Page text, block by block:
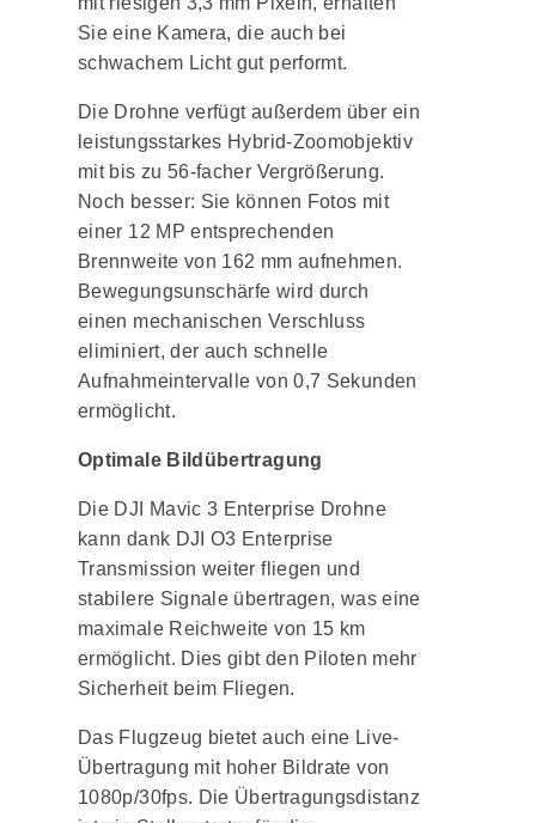
Sie eine Kamera, die auch bei
schwachem Licht gut performt.
Die Drohne verfügt außerdem über ein
leistungsstarkes Hybrid-Zoomobjektiv
mit bis zu 56-facher Vergrößerung.
Noch besser: Sie können Fotos mit
einer 12 MP entsprechenden
Brennweite von 162 mm aufnehmen.
Bewegungsunschärfe wird durch
einen mechanischen Verschluss
eliminiert, der auch schnelle
Aufnahmeintervalle von 0,7 Sekunden
ermöglicht.
Optimale Bildübertragung
Die DJI Mavic 3 Enterprise Drohne
kann dank DJI O3 Enterprise
Transmission weiter fliegen und
stabilere Signale übertragen, was eine
maximale Reichweite von 15 km
ermöglicht. Dies gibt den Piloten mehr
Sicherheit beim Fliegen.
Das Flugzeug bietet auch eine Live-
Übertragung mit hoher Bildrate von
1080p/30fps. Die Übertragungsdistanz